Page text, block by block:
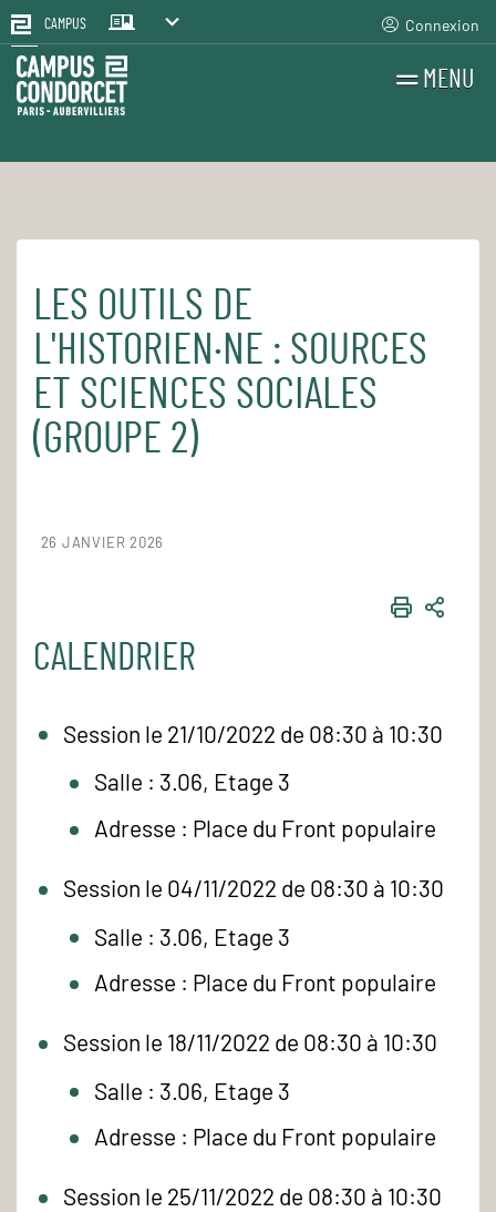
CAMPUS Connexion
MENU
Accueil Pour le quotidien
LES OUTILS DE
L'HISTORIEN·NE : SOURCES
ET SCIENCES SOCIALES
(GROUPE 2)
26 JANVIER 2026
CALENDRIER
Session le 21/10/2022 de 08:30 à 10:30
Salle : 3.06, Etage 3
Adresse : Place du Front populaire
Session le 04/11/2022 de 08:30 à 10:30
Salle : 3.06, Etage 3
Adresse : Place du Front populaire
Session le 18/11/2022 de 08:30 à 10:30
Salle : 3.06, Etage 3
Adresse : Place du Front populaire
Session le 25/11/2022 de 08:30 à 10:30